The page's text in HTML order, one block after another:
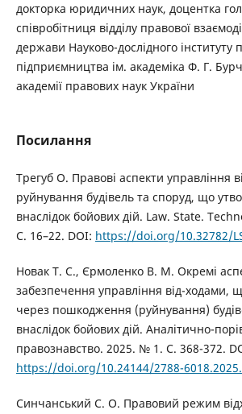
докторка юридичних наук, доцентка
співробітниця відділу правової
держави Науково-дослідного інституту
підприємництва ім. академіка Ф. Г.
академії правових наук України
Посилання
Трегуб О. Правові аспекти управління
руйнування будівель та споруд, що
внаслідок бойових дій. Law. State.
С. 16–22. DOI: https://doi.org/10.32782/
Новак Т. С., Єрмоленко В. М. Окремі
забезпечення управління від-ходами,
через пошкодження (руйнування)
внаслідок бойових дій. Аналітично-
правознавство. 2025. № 1. С. 368-372.
https://doi.org/10.24144/2788-
Синчанський С. О. Правовий режим